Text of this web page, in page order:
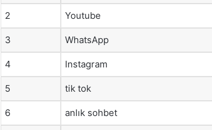
2 Youtube
3 WhatsApp
4 Instagram
5 tik tok
6 anlık sohbet